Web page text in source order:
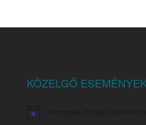
KÖZELGŐ ESEMÉNYEK
Notice